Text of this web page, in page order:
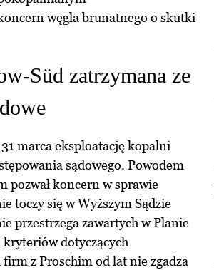
węgla brunatnego o skutki
Süd zatrzymana ze
marca eksploatację kopalni
sądowego. Powodem
pozwał koncern w sprawie
toczy się w Wyższym Sądzie
przestrzega zawartych w Planie
dotyczących
z Proschim od lat nie zgadza